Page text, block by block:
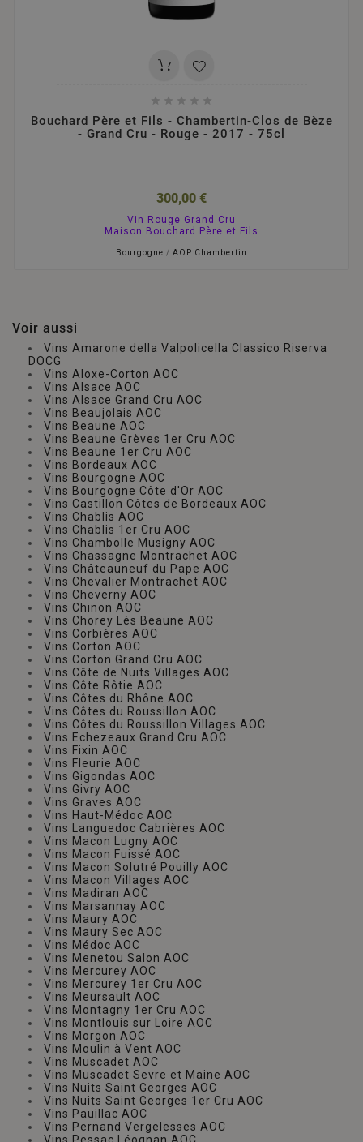
    
Bouchard Père et Fils - Chambertin-Clos de Bèze
- Grand Cru - Rouge - 2017 - 75cl
300,00 €
Vin Rouge Grand Cru
Maison Bouchard Père et Fils
Bourgogne / AOP Chambertin
Voir aussi
Vins Amarone della Valpolicella Classico Riserva
DOCG
Vins Aloxe-Corton AOC
Vins Alsace AOC
Vins Alsace Grand Cru AOC
Vins Beaujolais AOC
Vins Beaune AOC
Vins Beaune Grèves 1er Cru AOC
Vins Beaune 1er Cru AOC
Vins Bordeaux AOC
Vins Bourgogne AOC
Vins Bourgogne Côte d'Or AOC
Vins Castillon Côtes de Bordeaux AOC
Vins Chablis AOC
Vins Chablis 1er Cru AOC
Vins Chambolle Musigny AOC
Vins Chassagne Montrachet AOC
Vins Châteauneuf du Pape AOC
Vins Chevalier Montrachet AOC
Vins Cheverny AOC
Vins Chinon AOC
Vins Chorey Lès Beaune AOC
Vins Corbières AOC
Vins Corton AOC
Vins Corton Grand Cru AOC
Vins Côte de Nuits Villages AOC
Vins Côte Rôtie AOC
Vins Côtes du Rhône AOC
Vins Côtes du Roussillon AOC
Vins Côtes du Roussillon Villages AOC
Vins Echezeaux Grand Cru AOC
Vins Fixin AOC
Vins Fleurie AOC
Vins Gigondas AOC
Vins Givry AOC
Vins Graves AOC
Vins Haut-Médoc AOC
Vins Languedoc Cabrières AOC
Vins Macon Lugny AOC
Vins Macon Fuissé AOC
Vins Macon Solutré Pouilly AOC
Vins Macon Villages AOC
Vins Madiran AOC
Vins Marsannay AOC
Vins Maury AOC
Vins Maury Sec AOC
Vins Médoc AOC
Vins Menetou Salon AOC
Vins Mercurey AOC
Vins Mercurey 1er Cru AOC
Vins Meursault AOC
Vins Montagny 1er Cru AOC
Vins Montlouis sur Loire AOC
Vins Morgon AOC
Vins Moulin à Vent AOC
Vins Muscadet AOC
Vins Muscadet Sevre et Maine AOC
Vins Nuits Saint Georges AOC
Vins Nuits Saint Georges 1er Cru AOC
Vins Pauillac AOC
Vins Pernand Vergelesses AOC